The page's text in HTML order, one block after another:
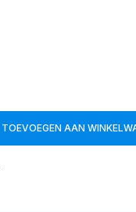
TOEVOEGEN AAN